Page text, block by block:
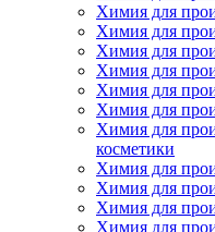
Химия для
Химия для
Химия для
Химия для
Химия для
Химия для
Химия для
косметики
Химия для
Химия для
Химия для
Химия для